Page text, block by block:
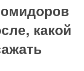
какой